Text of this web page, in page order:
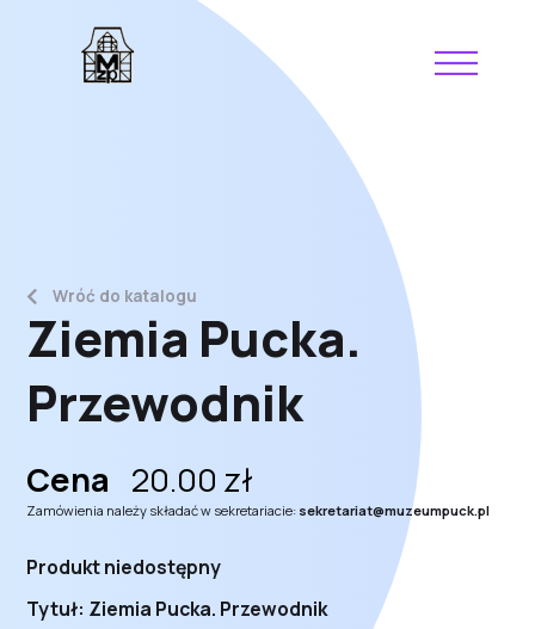
Wróć do katalogu
Ziemia Pucka.
Przewodnik
Cena 20.00 zł
Zamówienia należy składać w sekretariacie: sekretariat@muzeumpuck.pl
Produkt niedostępny
Tytuł: Ziemia Pucka. Przewodnik